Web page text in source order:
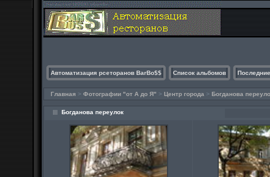
Автоматизация рсеторанов BarBo$$ Список альбомов
Главная > Фотографии "от А до Я" > Центр города > Богданова
Богданова переулок